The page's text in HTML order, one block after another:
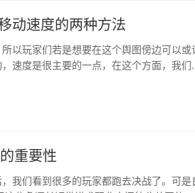
动速度的两种方法
以玩家们若是想要在这个舆图傍边可以或
速度是很主要的一点，在这个方面，我们
重要性
我们看到很多的玩家都跑去决战了。可是